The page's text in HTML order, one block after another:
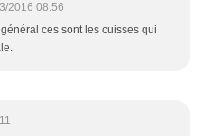
2016 08:56
ces sont les cuisses qui